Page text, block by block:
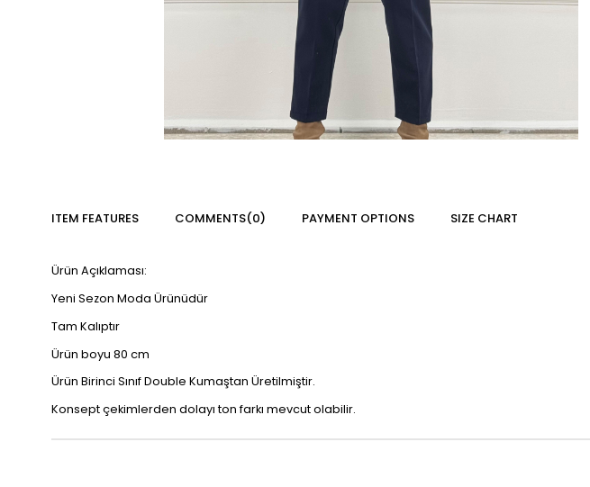
ITEM FEATURES COMMENTS(0) PAYMENT OPTIONS SIZE CHART
Ürün Açıklaması:
Yeni Sezon Moda Ürünüdür
Tam Kalıptır
Ürün boyu 80 cm
Ürün Birinci Sınıf Double Kumaştan Üretilmiştir.
Konsept çekimlerden dolayı ton farkı mevcut olabilir.